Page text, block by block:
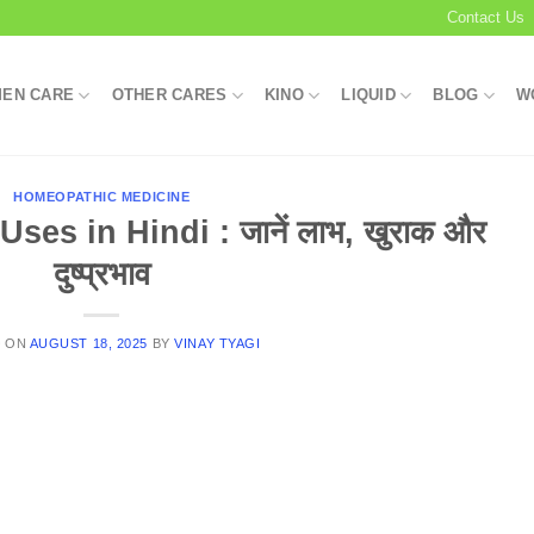
Contact Us
CARE OTHER CARES KINO LIQUID BLOG
HOMEOPATHIC MEDICINE
in Hindi : जानें लाभ, खुराक और
दुष्प्रभाव
ON AUGUST 18, 2025 BYVINAY TYAGI